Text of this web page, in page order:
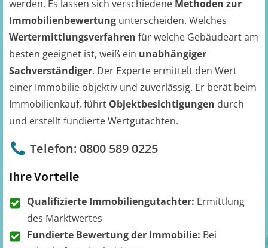
werden. Es lassen sich verschiedene Methoden zur
Immobilienbewertung unterscheiden. Welches
Wertermittlungsverfahren für welche Gebäudeart am
besten geeignet ist, weiß ein unabhängiger
Sachverständiger. Der Experte ermittelt den Wert
einer Immobilie objektiv und zuverlässig. Er berät beim
Immobilienkauf, führt Objektbesichtigungen durch
und erstellt fundierte Wertgutachten.
Telefon: 0800 589 0225
Ihre Vorteile
Qualifizierte Immobiliengutachter: Ermittlung
des Marktwertes
Fundierte Bewertung der Immobilie: Bei